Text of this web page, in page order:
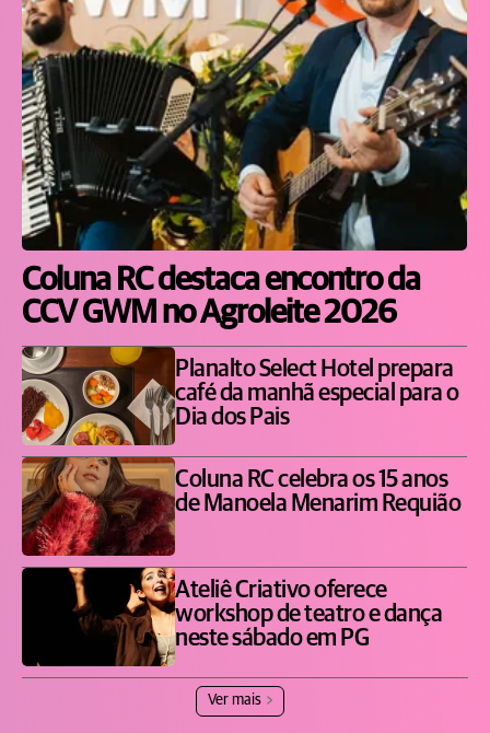
Coluna RC destaca encontro da
CCV GWM no Agroleite 2026
Planalto Select Hotel prepara
café da manhã especial para o
Dia dos Pais
Coluna RC celebra os 15 anos
de Manoela Menarim Requião
Ateliê Criativo oferece
workshop de teatro e dança
neste sábado em PG
Ver mais